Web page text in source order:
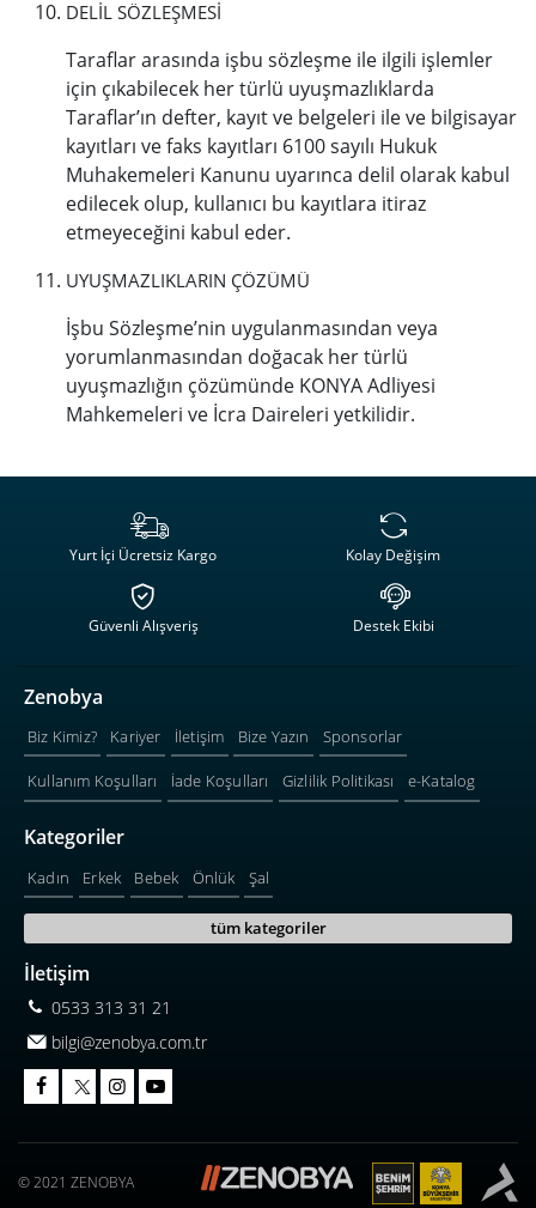
DELİL SÖZLEŞMESİ
Taraflar arasında işbu sözleşme ile ilgili işlemler
için çıkabilecek her türlü uyuşmazlıklarda
Taraflar’ın defter, kayıt ve belgeleri ile ve bilgisayar
kayıtları ve faks kayıtları 6100 sayılı Hukuk
Muhakemeleri Kanunu uyarınca delil olarak kabul
edilecek olup, kullanıcı bu kayıtlara itiraz
etmeyeceğini kabul eder.
UYUŞMAZLIKLARIN ÇÖZÜMÜ
İşbu Sözleşme’nin uygulanmasından veya
yorumlanmasından doğacak her türlü
uyuşmazlığın çözümünde KONYA Adliyesi
Mahkemeleri ve İcra Daireleri yetkilidir.
Yurt İçi Ücretsiz Kargo Kolay Değişim
Güvenli Alışveriş Destek Ekibi
Zenobya
Biz Kimiz? Kariyer İletişim Bize Yazın Sponsorlar
Kullanım Koşulları İade Koşulları Gizlilik Politikası e-Katalog
Kategoriler
Kadın Erkek Bebek Önlük Şal
tüm kategoriler
İletişim
0533 313 31 21
bilgi@zenobya.com.tr
© 2021 ZENOBYA